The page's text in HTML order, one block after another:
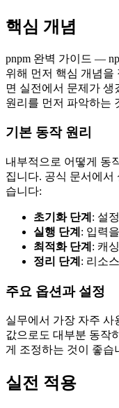
핵심 개념
pnpm 완벽 가이드 —
위해 먼저 핵심 개념을
면 실전에서 문제가
원리를 먼저 파악하는
기본 동작 원리
내부적으로 어떻게 동
집니다. 공식 문서에서
습니다:
초기화 단계 : 설
실행 단계 : 입력
최적화 단계 : 캐
정리 단계 : 리소
주요 옵션과 설정
실무에서 가장 자주 사
값으로도 대부분 동작
게 조정하는 것이 좋습
실전 적용